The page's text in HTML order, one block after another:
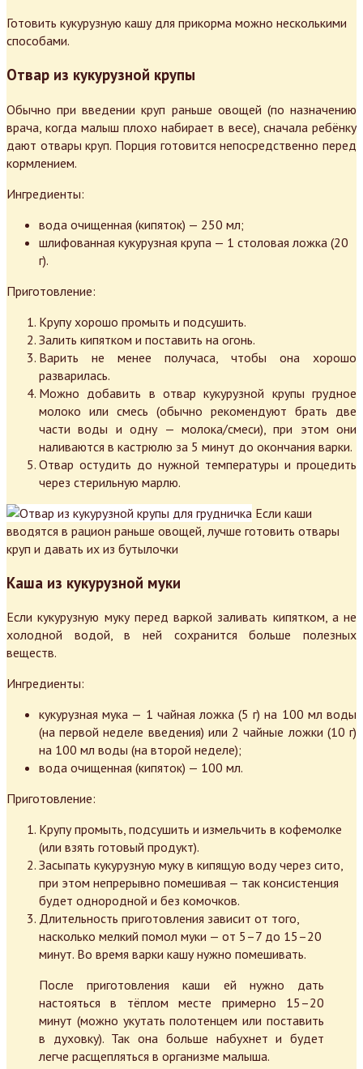
Готовить кукурузную кашу для прикорма можно несколькими
способами.
Отвар из кукурузной крупы
Обычно при введении круп раньше овощей (по назначению
врача, когда малыш плохо набирает в весе), сначала ребёнку
дают отвары круп. Порция готовится непосредственно перед
кормлением.
Ингредиенты:
вода очищенная (кипяток) — 250 мл;
шлифованная кукурузная крупа — 1 столовая ложка (20
г).
Приготовление:
Крупу хорошо промыть и подсушить.
Залить кипятком и поставить на огонь.
Варить не менее получаса, чтобы она хорошо
разварилась.
Можно добавить в отвар кукурузной крупы грудное
молоко или смесь (обычно рекомендуют брать две
части воды и одну — молока/смеси), при этом они
наливаются в кастрюлю за 5 минут до окончания варки.
Отвар остудить до нужной температуры и процедить
через стерильную марлю.
Если каши
вводятся в рацион раньше овощей, лучше готовить отвары
круп и давать их из бутылочки
Каша из кукурузной муки
Если кукурузную муку перед варкой заливать кипятком, а не
холодной водой, в ней сохранится больше полезных
веществ.
Ингредиенты:
кукурузная мука — 1 чайная ложка (5 г) на 100 мл воды
(на первой неделе введения) или 2 чайные ложки (10 г)
на 100 мл воды (на второй неделе);
вода очищенная (кипяток) — 100 мл.
Приготовление:
Крупу промыть, подсушить и измельчить в кофемолке
(или взять готовый продукт).
Засыпать кукурузную муку в кипящую воду через сито,
при этом непрерывно помешивая — так консистенция
будет однородной и без комочков.
Длительность приготовления зависит от того,
насколько мелкий помол муки — от 5–7 до 15–20
минут. Во время варки кашу нужно помешивать.
После приготовления каши ей нужно дать
настояться в тёплом месте примерно 15–20
минут (можно укутать полотенцем или поставить
в духовку). Так она больше набухнет и будет
легче расщепляться в организме малыша.